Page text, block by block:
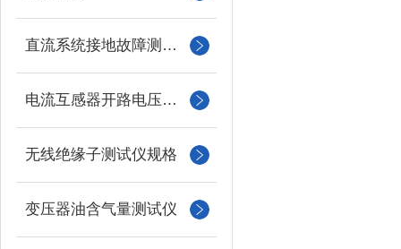
直流系统接地故障测试仪
电流互感器开路电压测试仪
无线绝缘子测试仪规格
变压器油含气量测试仪